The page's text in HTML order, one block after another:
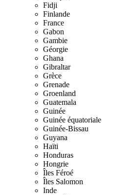
Fidji
Finlande
France
Gabon
Gambie
Géorgie
Ghana
Gibraltar
Grèce
Grenade
Groenland
Guatemala
Guinée
Guinée équatoriale
Guinée-Bissau
Guyana
Haïti
Honduras
Hongrie
Îles Féroé
Îles Salomon
Inde